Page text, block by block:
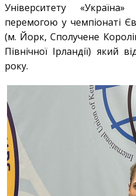
Університету
перемогою у чемпіонаті
(м. Йорк, Сполучене
Північної Ірландії) який
року.